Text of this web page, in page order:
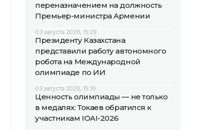
переназначением на должность
Премьер-министра Армении
03 августа 2026, 15:29
Президенту Казахстана
представили работу автономного
робота на Международной
олимпиаде по ИИ
03 августа 2026, 15:16
Ценность олимпиады — не только
в медалях: Токаев обратился к
участникам IOAI-2026